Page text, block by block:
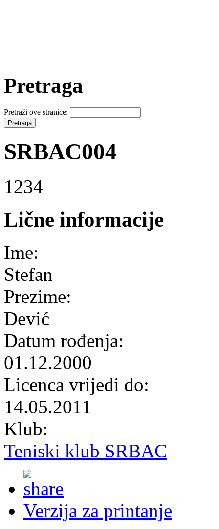
Pretraga
Pretraži ove stranice:
SRBAC004
1234
Lične informacije
Ime:
Stefan
Prezime:
Dević
Datum rođenja:
01.12.2000
Licenca vrijedi do:
14.05.2011
Klub:
Teniski klub SRBAC
Verzija za printanje